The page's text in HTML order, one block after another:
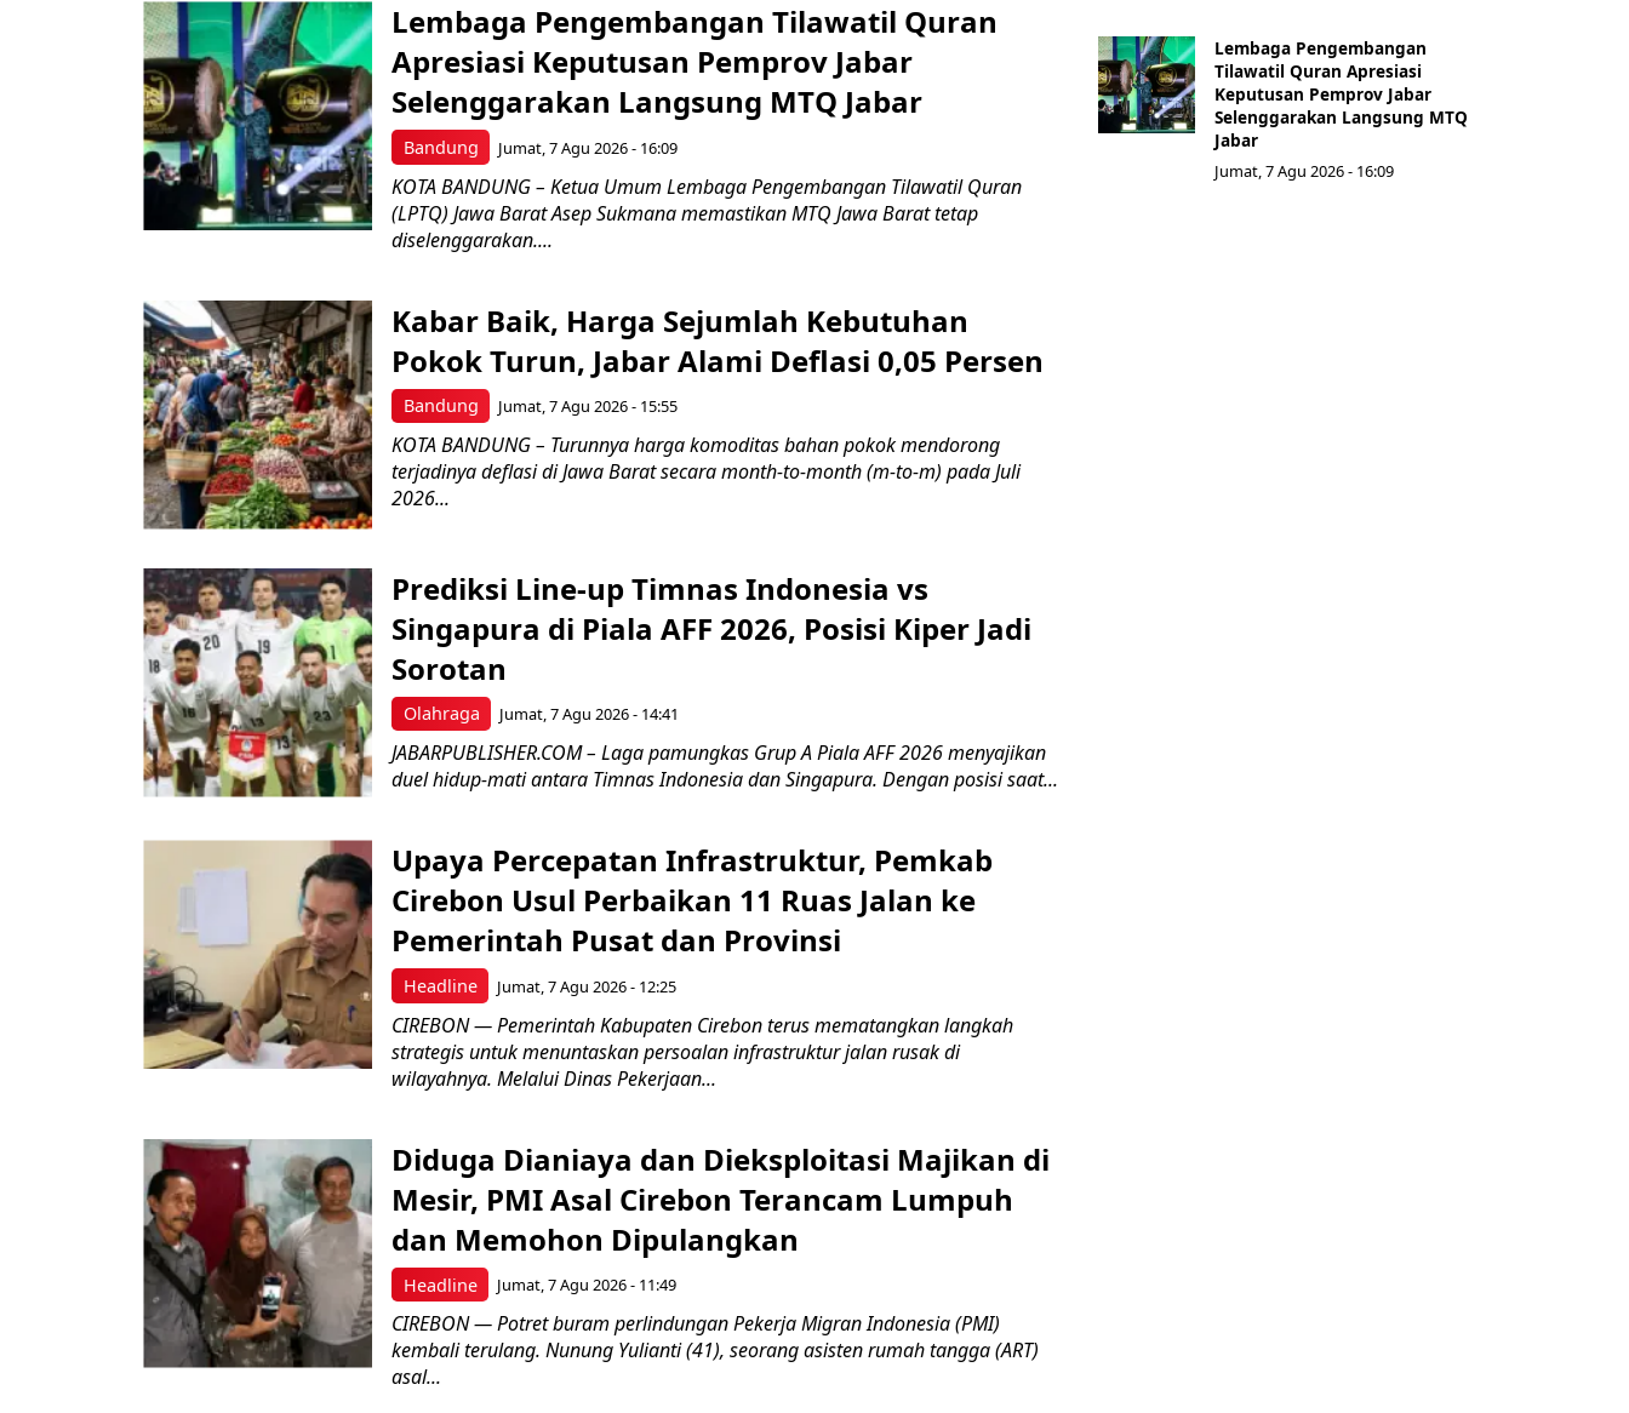
Bandung
Lembaga Pengembangan Tilawatil Quran
Apresiasi Keputusan Pemprov Jabar
Selenggarakan Langsung MTQ Jabar
Jumat, 7 Agu 2026 - 16:09
KOTA BANDUNG – Ketua Umum Lembaga Pengembangan Tilawatil Quran
(LPTQ) Jawa Barat Asep Sukmana memastikan MTQ Jawa Barat tetap
diselenggarakan....
Bandung
Kabar Baik, Harga Sejumlah Kebutuhan
Pokok Turun, Jabar Alami Deflasi 0,05 Persen
Jumat, 7 Agu 2026 - 15:55
KOTA BANDUNG – Turunnya harga komoditas bahan pokok mendorong
terjadinya deflasi di Jawa Barat secara month-to-month (m-to-m) pada Juli
2026...
Olahraga
Prediksi Line-up Timnas Indonesia vs
Singapura di Piala AFF 2026, Posisi Kiper Jadi
Sorotan
Jumat, 7 Agu 2026 - 14:41
JABARPUBLISHER.COM – Laga pamungkas Grup A Piala AFF 2026 menyajikan
duel hidup-mati antara Timnas Indonesia dan Singapura. Dengan posisi saat...
Headline
Upaya Percepatan Infrastruktur, Pemkab
Cirebon Usul Perbaikan 11 Ruas Jalan ke
Pemerintah Pusat dan Provinsi
Jumat, 7 Agu 2026 - 12:25
CIREBON — Pemerintah Kabupaten Cirebon terus mematangkan langkah
strategis untuk menuntaskan persoalan infrastruktur jalan rusak di
wilayahnya. Melalui Dinas Pekerjaan...
Headline
Diduga Dianiaya dan Dieksploitasi Majikan di
Mesir, PMI Asal Cirebon Terancam Lumpuh
dan Memohon Dipulangkan
Jumat, 7 Agu 2026 - 11:49
CIREBON — Potret buram perlindungan Pekerja Migran Indonesia (PMI)
kembali terulang. Nunung Yulianti (41), seorang asisten rumah tangga (ART)
asal...
Lembaga Pengembangan
Tilawatil Quran Apresiasi
Keputusan Pemprov Jabar
Selenggarakan Langsung MTQ
Jabar
Jumat, 7 Agu 2026 - 16:09